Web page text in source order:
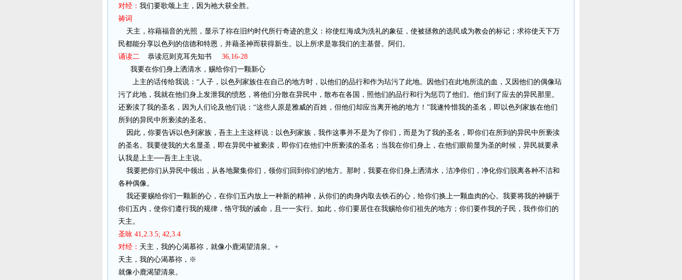
对经： 我们要歌颂上主，因为祂大获全胜。
祷词
天主，祢藉福音的光照，显示了祢在旧约时代所行奇迹的意义：祢使红海成为洗礼的象征，使被拯救的选民成为教会的标记；求祢使天下万
民都能分享以色列的信德和特恩，并藉圣神而获得新生。以上所求是靠我们的主基督。阿们。
诵读二
恭读厄则克耳先知书
36,16-28
我要在你们身上洒清水，赐给你们一颗新心
上主的话传给我说：“人子，以色列家族住在自己的地方时，以他们的品行和作为玷污了此地。因他们在此地所流的血，又因他们的偶像玷
污了此地，我就在他们身上发泄我的愤怒，将他们分散在异民中，散布在各国，照他们的品行和行为惩罚了他们。他们到了应去的异民那里。
还亵渎了我的圣名，因为人们论及他们说：“这些人原是雅威的百姓，但他们却应当离开祂的地方！”我遂怜惜我的圣名，即以色列家族在他们
所到的异民中所亵渎的圣名。
因此，你要告诉以色列家族，吾主上主这样说：以色列家族，我作这事并不是为了你们，而是为了我的圣名，即你们在所到的异民中所亵渎
的圣名。我要使我的大名显圣，即在异民中被亵渎，即你们在他们中所亵渎的圣名；当我在你们身上，在他们眼前显为圣的时候，异民就要承
认我是上主──吾主上主说。
我要把你们从异民中领出，从各地聚集你们，领你们回到你们的地方。那时，我要在你们身上洒清水，洁净你们，净化你们脱离各种不洁和
各种偶像。
我还要赐给你们一颗新的心，在你们五内放上一种新的精神，从你们的肉身内取去铁石的心，给你们换上一颗血肉的心。我要将我的神赐于
你们五内，使你们遵行我的规律，恪守我的诫命，且一一实行。如此，你们要居住在我赐给你们祖先的地方；你们要作我的子民，我作你们的
天主。
圣咏 41,2.3.5; 42,3.4
对经： 天主，我的心渴慕祢，就像小鹿渴望清泉。+
天主，我的心渴慕祢，※
就像小鹿渴望清泉。